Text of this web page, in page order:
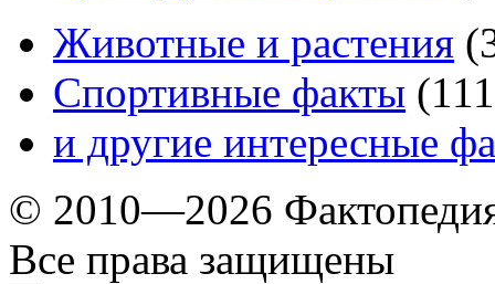
Животные и растения (
Спортивные факты (111
и другие интересные
© 2010—2026
Все права защищены